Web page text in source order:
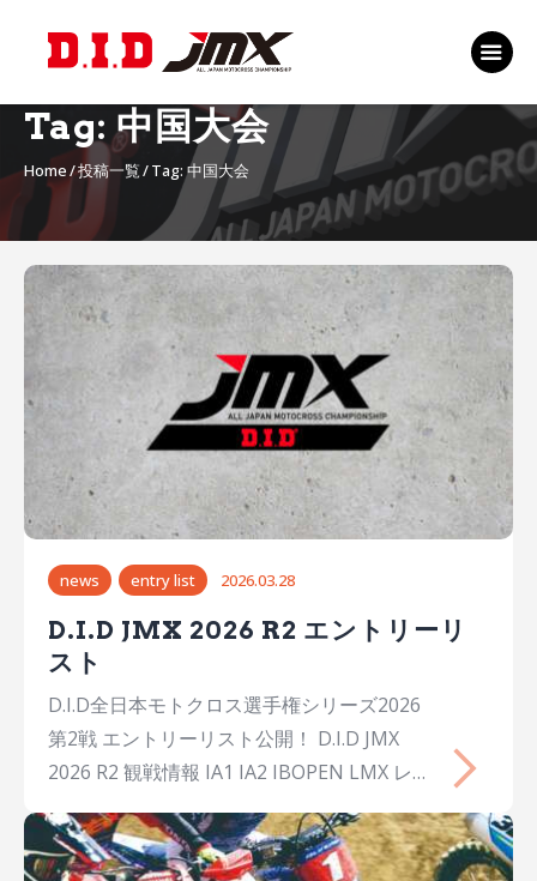
Tag: 中国大会
Home 投稿一覧 Tag: 中国大会
TOP
RANKING 2026
RIDERS 2026
SPONSORS
TICKET
MSP Motosports
Promotion TOP
news entry list 2026.03.28
D.I.D JMX 2026 R2 エントリーリ
スト
D.I.D全日本モトクロス選手権シリーズ2026
第2戦 エントリーリスト公開！ D.I.D JMX
2026 R2 観戦情報 IA1 IA2 IBOPEN LMX レデ
チームメーカーマシン 1 大倉 由揮 Yuki
OKURA大阪27 Honda Dream Racing